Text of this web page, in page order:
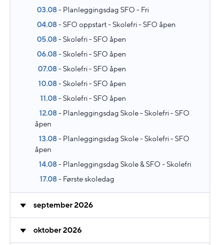
03.08- Planleggingsdag SFO - Fri
04.08-SFO oppstart - Skolefri - SFO åpen
05.08-Skolefri - SFO åpen
06.08-Skolefri - SFO åpen
07.08-Skolefri - SFO åpen
10.08-Skolefri - SFO åpen
11.08-Skolefri - SFO åpen
12.08- Planleggingsdag Skole - Skolefri - SFO
åpen
13.08- Planleggingsdag Skole - Skolefri - SFO
åpen
14.08- Planleggingsdag Skole & SFO - Skolefri
17.08- Første skoledag
september 2026
oktober 2026